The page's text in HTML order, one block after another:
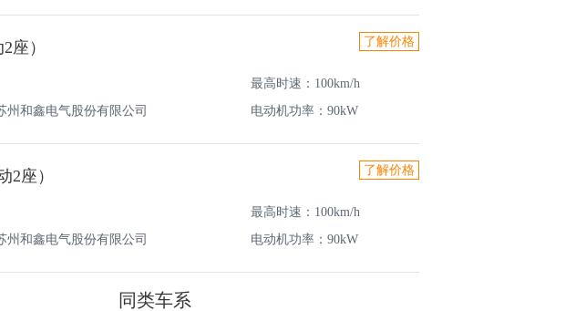
座）
最高时速：100km/h
州和鑫电气股份有限公司 电动机功率：90kW
了解价格
2座）
最高时速：100km/h
州和鑫电气股份有限公司 电动机功率：90kW
了解价格
同类车系